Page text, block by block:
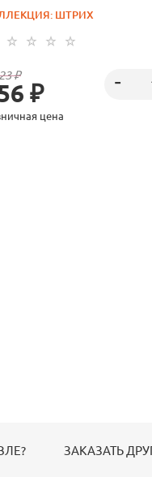
ШТРИХ
₽
₽
цена
ЗАКАЗАТЬ